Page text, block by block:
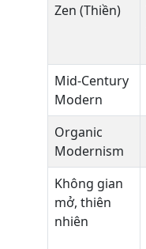
Zen (Thiền)
Mid-Century
Modern
Organic
Modernism
Không gian
mở, thiên
nhiên